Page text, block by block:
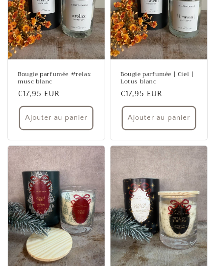
Bougie parfumée #relax
musc blanc
Prix
habituel
€17,95 EUR
Ajouter au panier
Bougie parfumée | Ciel |
Lotus blanc
Prix
habituel
€17,95 EUR
Ajouter au panier